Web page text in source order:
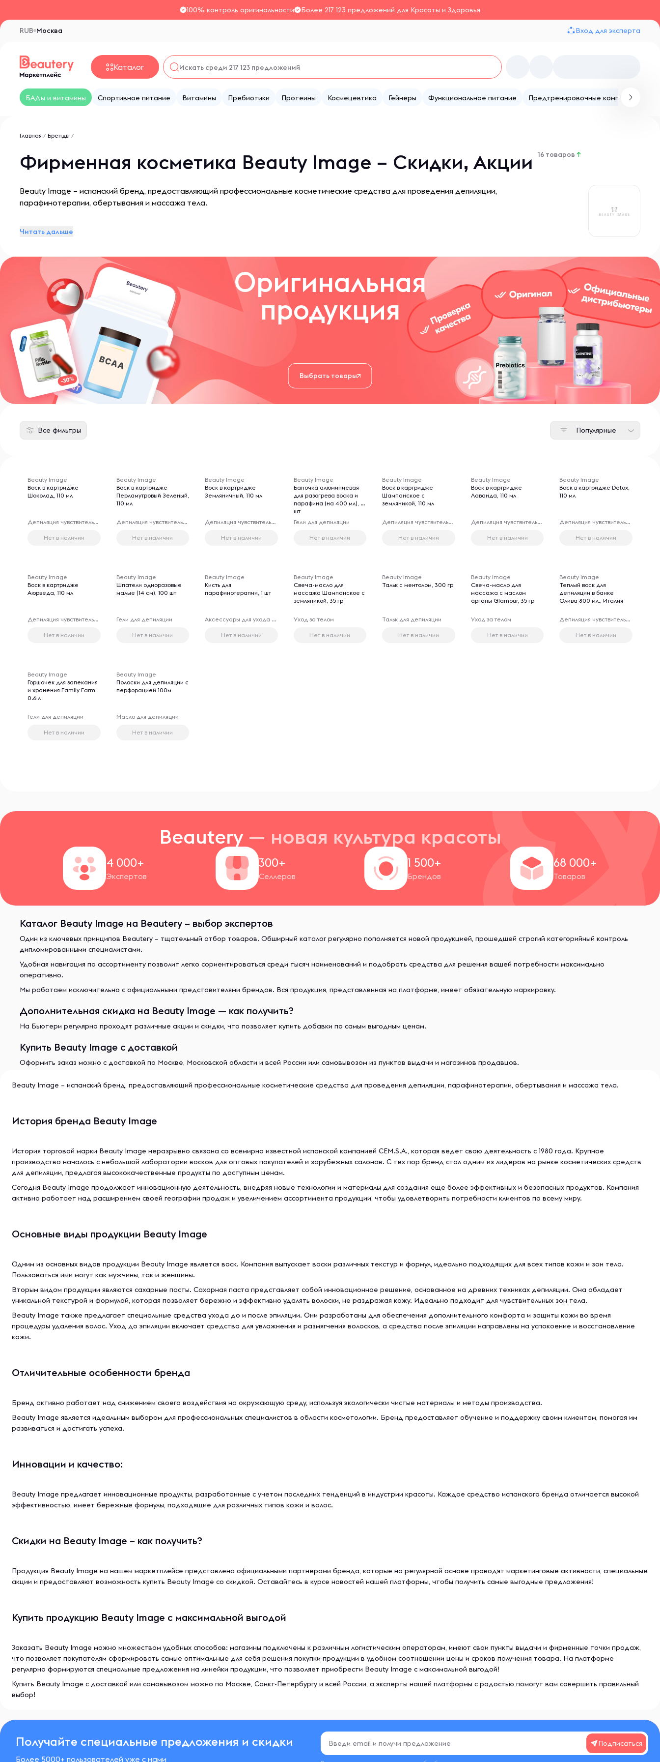
100% контроль оригинальности Более 217 123 предложений для Красоты и Здоровья
Москва
RUB Вход для эксперта
Каталог
БАДы и витамины Спортивное питание Витамины Пребиотики Протеины Космецевтика Гейнеры Функциональное питание Предтренировочные комплексы
Главная / Бренды /
Фирменная косметика Beauty Image – Скидки, Акции 16 товаров ↑
Beauty Image – испанский бренд, предоставляющий профессиональные косметические средства для проведения депиляции,
парафинотерапии, обертывания и массажа тела.
Читать дальше
Оригинальная
продукция
Выбрать товары
Все фильтры Популярные
Beauty Image
Воск в картридже
Шоколад, 110 мл
Депиляция чувствительных зон
Нет в наличии
Beauty Image
Воск в картридже
Перламутровый Зеленый,
110 мл
Депиляция чувствительных зон
Нет в наличии
Beauty Image
Воск в картридже
Земляничный, 110 мл
Депиляция чувствительных зон
Нет в наличии
Beauty Image
Баночка алюминиевая
для разогрева воска и
парафина (на 400 мл), 1
шт
Гели для депиляции
Нет в наличии
Beauty Image
Воск в картридже
Шампанское с
земляникой, 110 мл
Депиляция чувствительных зон
Нет в наличии
Beauty Image
Воск в картридже
Лаванда, 110 мл
Депиляция чувствительных зон
Нет в наличии
Beauty Image
Воск в картридже Detox,
110 мл
Депиляция чувствительных зон
Нет в наличии
Beauty Image
Воск в картридже
Аюрведа, 110 мл
Депиляция чувствительных зон
Нет в наличии
Beauty Image
Шпатели одноразовые
малые (14 см), 100 шт
Гели для депиляции
Нет в наличии
Beauty Image
Кисть для
парафинотерапии, 1 шт
Аксессуары для ухода за телом
Нет в наличии
Beauty Image
Свеча-масло для
массажа Шампанское с
земляникой, 35 гр
Уход за телом
Нет в наличии
Beauty Image
Тальк с ментолом, 300 гр
Тальк для депиляции
Нет в наличии
Beauty Image
Свеча-масло для
массажа с маслом
арганы Glamour, 35 гр
Уход за телом
Нет в наличии
Beauty Image
Теплый воск для
депиляции в банке
Олива 800 мл., Италия
Депиляция чувствительных зон
Нет в наличии
Beauty Image
Горшочек для запекания
и хранения Family Farm
0.6 л
Гели для депиляции
Нет в наличии
Beauty Image
Полоски для депиляции с
перфорацией 100м
Масло для депиляции
Нет в наличии
Beautery — новая культура красоты
4 000+
Экспертов
300+
Селлеров
1 500+
Брендов
68 000+
Товаров
Каталог Beauty Image на Beautery – выбор экспертов
Один из ключевых принципов Beautery – тщательный отбор товаров. Обширный каталог регулярно пополняется новой продукцией, прошедшей строгий категорийный контроль
дипломированными специалистами.
Удобная навигация по ассортименту позволит легко сориентироваться среди тысяч наименований и подобрать средства для решения вашей потребности максимально
оперативно.
Мы работаем исключительно с официальными представителями брендов. Вся продукция, представленная на платформе, имеет обязательную маркировку.
Дополнительная скидка на Beauty Image — как получить?
На Бьютери регулярно проходят различные акции и скидки, что позволяет купить добавки по самым выгодным ценам.
Купить Beauty Image с доставкой
Оформить заказ можно с доставкой по Москве, Московской области и всей России или самовывозом из пунктов выдачи и магазинов продавцов.
Beauty Image – испанский бренд, предоставляющий профессиональные косметические средства для проведения депиляции, парафинотерапии, обертывания и массажа тела.
История бренда Beauty Image
История торговой марки Beauty Image неразрывно связана со всемирно известной испанской компанией CEM.S.A., которая ведет свою деятельность с 1980 года. Крупное
производство началось с небольшой лаборатории восков для оптовых покупателей и зарубежных салонов. С тех пор бренд стал одним из лидеров на рынке косметических средств
для депиляции, предлагая высококачественные продукты по доступным ценам.
Сегодня Beauty Image продолжает инновационную деятельность, внедряя новые технологии и материалы для создания еще более эффективных и безопасных продуктов. Компания
активно работает над расширением своей географии продаж и увеличением ассортимента продукции, чтобы удовлетворить потребности клиентов по всему миру.
Основные виды продукции Beauty Image
Одним из основных видов продукции Beauty Image является воск. Компания выпускает воски различных текстур и формул, идеально подходящих для всех типов кожи и зон тела.
Пользоваться ими могут как мужчины, так и женщины.
Вторым видом продукции являются сахарные пасты. Сахарная паста представляет собой инновационное решение, основанное на древних техниках депиляции. Она обладает
уникальной текстурой и формулой, которая позволяет бережно и эффективно удалять волоски, не раздражая кожу. Идеально подходит для чувствительных зон тела.
Beauty Image также предлагает специальные средства ухода до и после эпиляции. Они разработаны для обеспечения дополнительного комфорта и защиты кожи во время
процедуры удаления волос. Уход до эпиляции включает средства для увлажнения и размягчения волосков, а средства после эпиляции направлены на успокоение и восстановление
кожи.
Отличительные особенности бренда
Бренд активно работает над снижением своего воздействия на окружающую среду, используя экологически чистые материалы и методы производства.
Beauty Image является идеальным выбором для профессиональных специалистов в области косметологии. Бренд предоставляет обучение и поддержку своим клиентам, помогая им
развиваться и достигать успеха.
Инновации и качество:
Beauty Image предлагает инновационные продукты, разработанные с учетом последних тенденций в индустрии красоты. Каждое средство испанского бренда отличается высокой
эффективностью, имеет бережные формулы, подходящие для различных типов кожи и волос.
Скидки на Beauty Image – как получить?
Продукция Beauty Image на нашем маркетплейсе представлена официальными партнерами бренда, которые на регулярной основе проводят маркетинговые активности, специальные
акции и предоставляют возможность купить Beauty Image со скидкой. Оставайтесь в курсе новостей нашей платформы, чтобы получить самые выгодные предложения!
Купить продукцию Beauty Image с максимальной выгодой
Заказать Beauty Image можно множеством удобных способов: магазины подключены к различным логистическим операторам, имеют свои пункты выдачи и фирменные точки продаж,
что позволяет покупателям сформировать самые оптимальные для себя решения покупки продукции в удобном соотношении цены и сроков получения товара. На платформе
регулярно формируются специальные предложения на линейки продукции, что позволяет приобрести Beauty Image с максимальной выгодой!
Купить Beauty Image с доставкой или самовывозом можно по Москве, Санкт-Петербургу и всей России, а эксперты нашей платформы с радостью помогут вам совершить правильный
выбор!
Получайте специальные предложения и скидки
Более 5000+ пользователей уже с нами
Подписаться